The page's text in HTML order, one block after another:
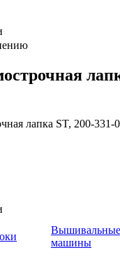
Вышивальные
машины